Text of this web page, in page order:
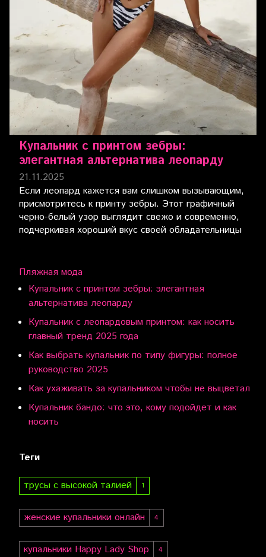
Купальник с принтом зебры:
элегантная альтернатива леопарду
21.11.2025
Если леопард кажется вам слишком вызывающим,
присмотритесь к принту зебры. Этот графичный
черно-белый узор выглядит свежо и современно,
подчеркивая хороший вкус своей обладательницы
Пляжная мода
Купальник с принтом зебры: элегантная
альтернатива леопарду
Купальник с леопардовым принтом: как носить
главный тренд 2025 года
Как выбрать купальник по типу фигуры: полное
руководство 2025
Как ухаживать за купальником чтобы не выцветал
Купальник бандо: что это, кому подойдет и как
носить
Теги
трусы с высокой талией 1
женские купальники онлайн 4
купальники Happy Lady Shop 4